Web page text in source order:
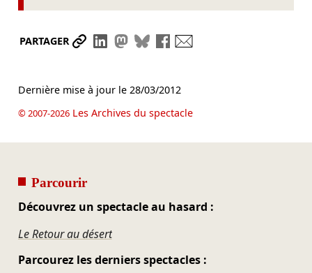
PARTAGER Partager le lien
Partager sur LinkedIn
Partager sur Mastodon
Partager sur Bluesky
Partager sur Facebook
Dernière mise à jour le 28/03/2012
© 2007-2026Les Archives du spectacle
Parcourir
Découvrez un spectacle au hasard :
Le Retour au désert
Parcourez les derniers spectacles :